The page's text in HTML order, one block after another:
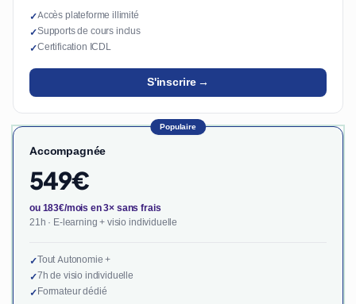
✓Accès plateforme illimité
✓Supports de cours inclus
✓Certification ICDL
S'inscrire →
Populaire
Accompagnée
549€
ou 183€/mois en 3× sans frais
21h · E-learning + visio individuelle
✓Tout Autonomie +
✓7h de visio individuelle
✓Formateur dédié